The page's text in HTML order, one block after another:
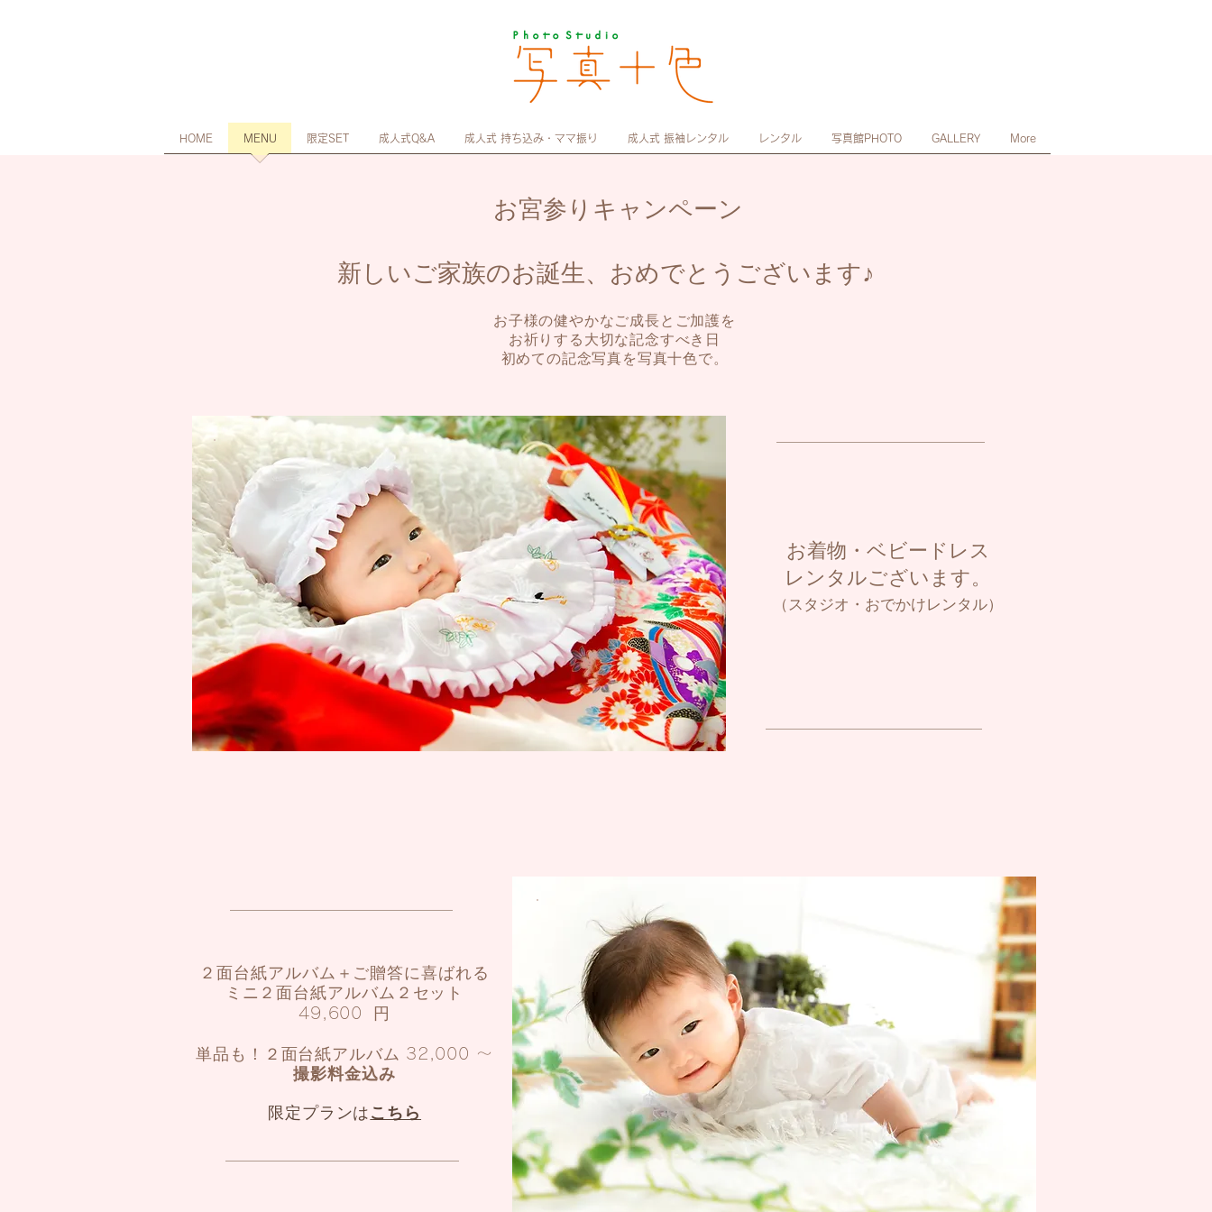
HOME MENU 限定SET 成人式Q&A 成人式 持ち込み・ママ振り 成人式 振袖レンタル レンタル 写真館PHOTO GALLERY More
​ お宮参りキャンペーン
新しいご家族のお誕生、おめでとうございます♪
お子様の健やかなご成長とご加護を
お祈りする 大切な記念すべき日
初めての記念写真を写真十色で。
お着物・ベビードレス​
​レンタルございます。
（スタジオ・おでかけレンタル）
２面台紙アルバム＋ご贈答に喜ばれる
ミニ２面台紙アルバム２セット​
49,600 ​円
単品も！２面台紙​アルバム 32,000 ​〜
​撮影料金込み
限定プランは こちら